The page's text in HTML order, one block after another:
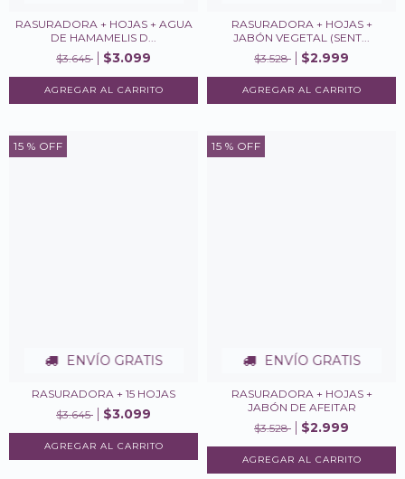
RASURADORA + HOJAS + AGUA
DE HAMAMELIS D...
$3.645
$3.099
RASURADORA + HOJAS +
JABÓN VEGETAL (SENT...
$3.528
$2.999
15 % OFF
ENVÍO GRATIS
RASURADORA + 15 HOJAS
$3.645
$3.099
15 % OFF
ENVÍO GRATIS
RASURADORA + HOJAS +
JABÓN DE AFEITAR
$3.528
$2.999